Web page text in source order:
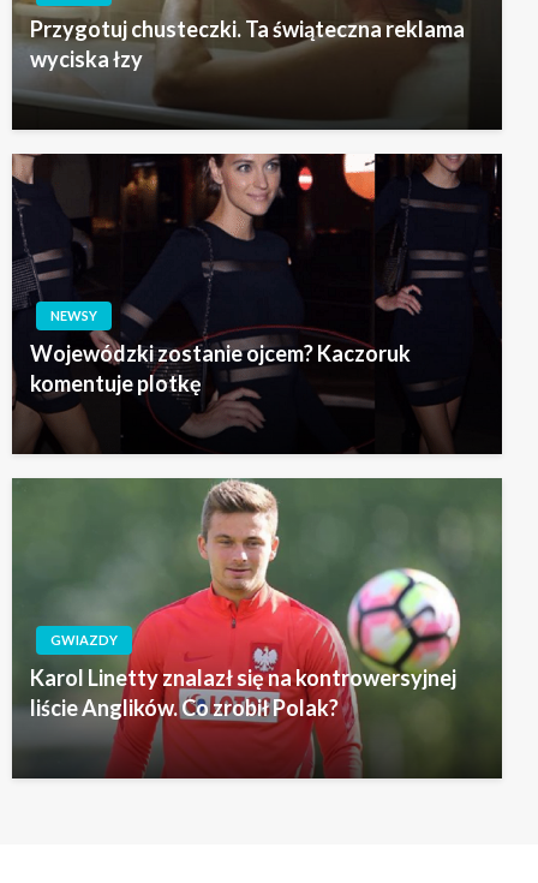
Przygotuj chusteczki. Ta świąteczna reklama
wyciska łzy
NEWSY
Wojewódzki zostanie ojcem? Kaczoruk
komentuje plotkę
GWIAZDY
Karol Linetty znalazł się na kontrowersyjnej
liście Anglików. Co zrobił Polak?